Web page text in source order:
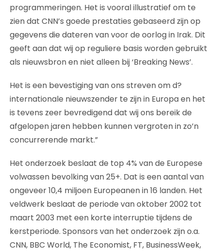
programmeringen. Het is vooral illustratief om te
zien dat CNN’s goede prestaties gebaseerd zijn op
gegevens die dateren van voor de oorlog in Irak. Dit
geeft aan dat wij op reguliere basis worden gebruikt
als nieuwsbron en niet alleen bij ‘Breaking News’.
Het is een bevestiging van ons streven om d?
internationale nieuwszender te zijn in Europa en het
is tevens zeer bevredigend dat wij ons bereik de
afgelopen jaren hebben kunnen vergroten in zo’n
concurrerende markt.”
Het onderzoek beslaat de top 4% van de Europese
volwassen bevolking van 25+. Dat is een aantal van
ongeveer 10,4 miljoen Europeanen in 16 landen. Het
veldwerk beslaat de periode van oktober 2002 tot
maart 2003 met een korte interruptie tijdens de
kerstperiode. Sponsors van het onderzoek zijn o.a.
CNN, BBC World, The Economist, FT, BusinessWeek,